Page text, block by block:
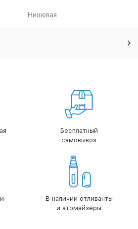
Нишевая
Бесплатный
самовывоз
В наличии отливанты
и атомайзеры